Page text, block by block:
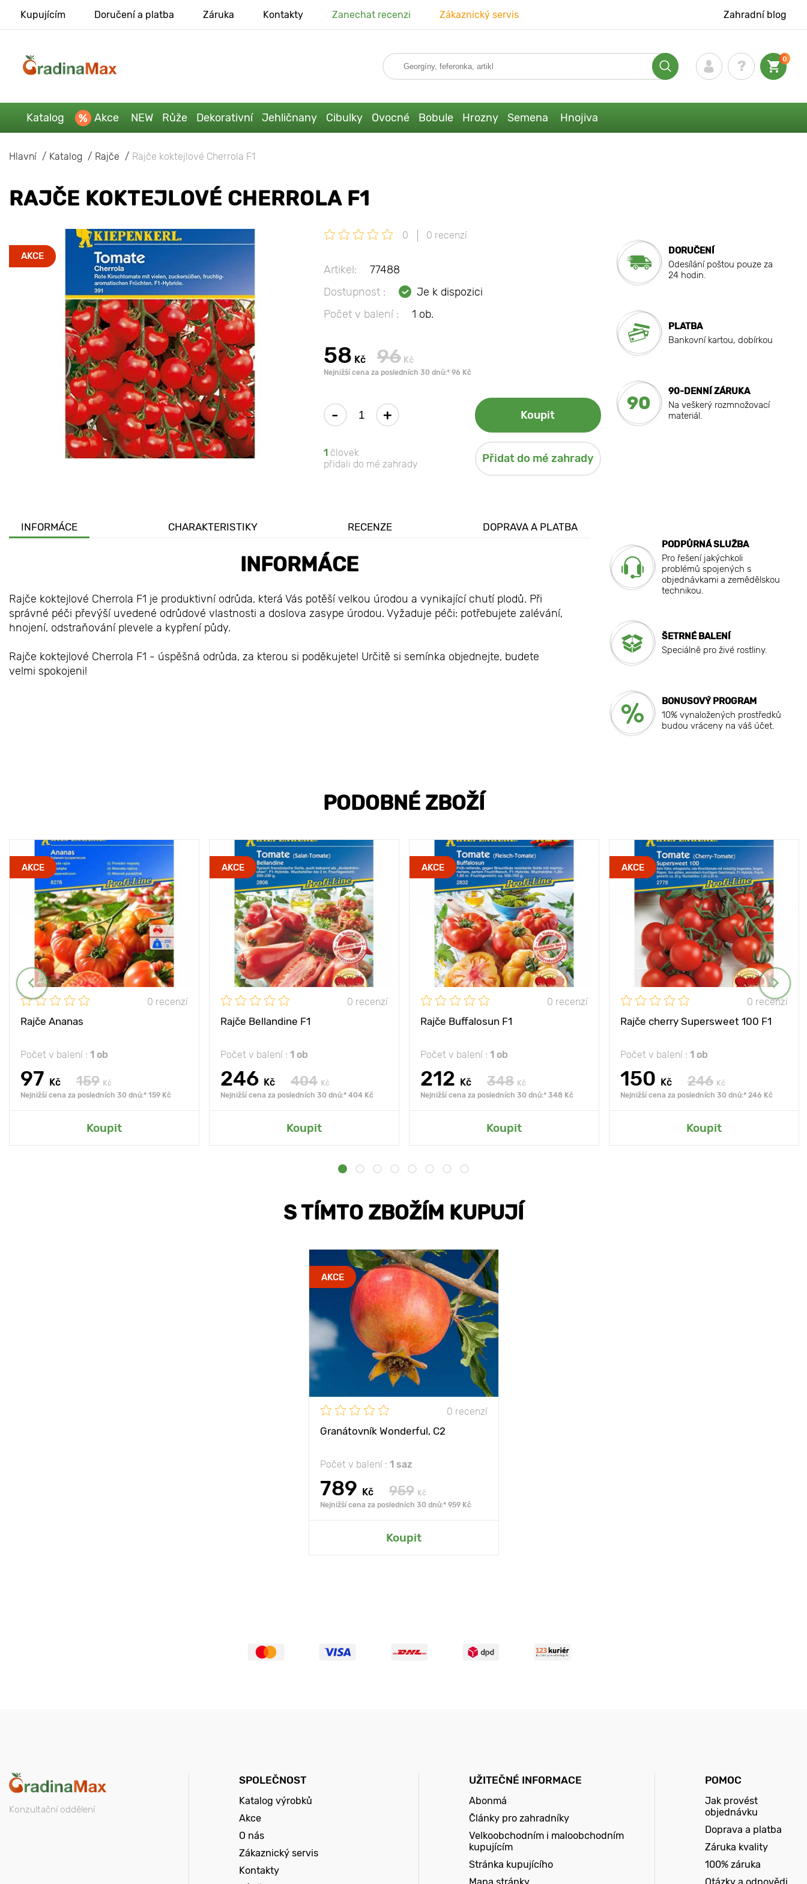
Kupujícím Doručení a platba Záruka Kontakty Zanechat recenzi Zákaznický servis Zahradní blog
0
Katalog Akce NEW Růže Dekorativní Jehličnany Cibulky Ovocné Bobule Hrozny Semena Hnojiva
Hlavní Katalog Rajče Rajče koktejlové Cherrola F1
RAJČE KOKTEJLOVÉ CHERROLA F1
AKCE
0 0 recenzí
Artikel:
77488
Dostupnost :
Je k dispozici
Počet v balení :
1 ob.
58 Kč 96 Kč
Nejnižší cena za posledních 30 dnů:* 96 Kč
- + Koupit
1 človek
přidali do mé zahrady
Přidat do mé zahrady
DORUČENÍ
Odesílání poštou pouze za
24 hodin.
PLATBA
Bankovní kartou, dobírkou
90
90-DENNÍ ZÁRUKA
Na veškerý rozmnožovací
materiál.
INFORMÁCE CHARAKTERISTIKY RECENZE DOPRAVA A PLATBA
INFORMÁCE
Rajče koktejlové Cherrola F1 je produktivní odrůda, která Vás potěší velkou úrodou a vynikající chutí plodů. Při
správné péči převýší uvedené odrůdové vlastnosti a doslova zasype úrodou. Vyžaduje péči: potřebujete zalévání,
hnojení, odstraňování plevele a kypření půdy.
Rajče koktejlové Cherrola F1 - úspěšná odrůda, za kterou si poděkujete! Určitě si semínka objednejte, budete
velmi spokojeni!
PODPŮRNÁ SLUŽBA
Pro řešení jakýchkoli
problémů spojených s
objednávkami a zemědělskou
technikou.
ŠETRNÉ BALENÍ
Speciálně pro živé rostliny.
BONUSOVÝ PROGRAM
10% vynaložených prostředků
budou vráceny na váš účet.
PODOBNÉ ZBOŽÍ
AKCE
0 recenzí
Rajče Ananas
Počet v balení : 1 ob
97 Kč 159 Kč
Nejnižší cena za posledních 30 dnů:* 159 Kč
Koupit
AKCE
0 recenzí
Rajče Bellandine F1
Počet v balení : 1 ob
246 Kč 404 Kč
Nejnižší cena za posledních 30 dnů:* 404 Kč
Koupit
AKCE
0 recenzí
Rajče Buffalosun F1
Počet v balení : 1 ob
212 Kč 348 Kč
Nejnižší cena za posledních 30 dnů:* 348 Kč
Koupit
AKCE
0 recenzí
Rajče cherry Supersweet 100 F1
Počet v balení : 1 ob
150 Kč 246 Kč
Nejnižší cena za posledních 30 dnů:* 246 Kč
Koupit
S TÍMTO ZBOŽÍM KUPUJÍ
AKCE
0 recenzí
Granátovník Wonderful, С2
Počet v balení : 1 saz
789 Kč 959
Kč
Nejnižší cena za posledních 30 dnů:* 959 Kč
Koupit
Konzultační oddělení
SPOLEČNOST
Katalog výrobků
Akce
O nás
Zákaznický servis
Kontakty
UŽITEČNÉ INFORMACE
Abonmá
Články pro zahradníky
Velkoobchodním i maloobchodním
kupujícím
Stránka kupujícího
POMOC
Jak provést
objednávku
Doprava a platba
Záruka kvality
100% záruka